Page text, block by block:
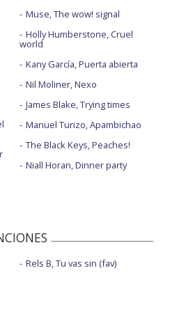
Muse, The wow! signal
Holly Humberstone, Cruel
world
Kany García, Puerta abierta
Nil Moliner, Nexo
James Blake, Trying times
Manuel Turizo, Apambichao
The Black Keys, Peaches!
Niall Horan, Dinner party
Rels B, Tu vas sin (fav)